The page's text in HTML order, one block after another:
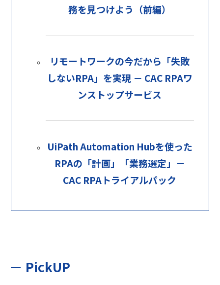
務を見つけよう（前編）
リモートワークの今だから「失敗
しないRPA」を実現 － CAC RPAワ
ンストップサービス
UiPath Automation Hubを使った
RPAの「計画」「業務選定」－
CAC RPAトライアルパック
PickUP